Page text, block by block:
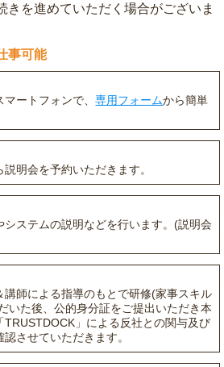
きを進めていただく場合がございま
事可能
マートフォンで、専用フォームから簡単
明会を予約いただきます。
システムの説明などを行います。(説明会
講師による指導のもとで研修(家事スキル
いた後、公的身分証をご提出いただき本
TRUSTDOCK」による反社との関与及び
させていただきます。